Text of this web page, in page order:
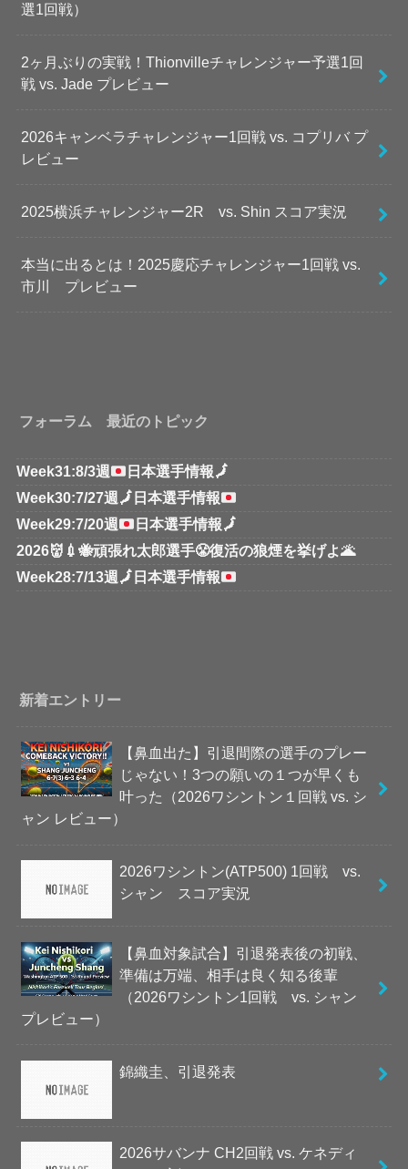
選1回戦）
2ヶ月ぶりの実戦！Thionvilleチャレンジャー予選1回
戦 vs. Jade プレビュー
2026キャンベラチャレンジャー1回戦 vs. コプリバ プ
レビュー
2025横浜チャレンジャー2R vs. Shin スコア実況
本当に出るとは！2025慶応チャレンジャー1回戦 vs.
市川 プレビュー
フォーラム 最近のトピック
Week31:8/3週 日本選手情報🗾
Week30:7/27週 🗾 日本選手情報
Week29:7/20週
日本選手情報🗾
2026👹💉🐝頑張れ太郎選手😤復活の狼煙を挙げよ🌋
Week28:7/13週 🗾 日本選手情報
新着エントリー
【鼻血出た】引退間際の選手のプレー
じゃない！3つの願いの１つが早くも
叶った（2026ワシントン１回戦 vs. シ
ャン レビュー）
2026ワシントン(ATP500) 1回戦 vs.
シャン スコア実況
【鼻血対象試合】引退発表後の初戦、
準備は万端、相手は良く知る後輩
（2026ワシントン1回戦 vs. シャン
プレビュー）
錦織圭、引退発表
2026サバンナ CH2回戦 vs. ケネディ